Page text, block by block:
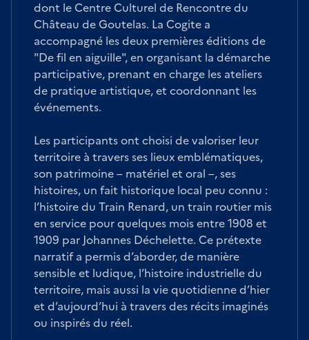
dont le Centre Culturel de Rencontre du
Château de Goutelas. La Cogite a
accompagné les deux premières éditions de
"De fil en aiguille", en organisant la démarche
participative, prenant en charge les ateliers
de pratique artistique, et coordonnant les
événements.
Les participants ont choisi de valoriser leur
territoire à travers ses lieux emblématiques,
son patrimoine – matériel et oral –, ses
histoires, un fait historique local peu connu :
l’histoire du Train Renard, un train routier mis
en service pour quelques mois entre 1908 et
1909 par Johannes Déchelette. Ce prétexte
narratif a permis d’aborder, de manière
sensible et ludique, l’histoire industrielle du
territoire, mais aussi la vie quotidienne d’hier
et d’aujourd’hui à travers des récits imaginés
ou inspirés du réel.